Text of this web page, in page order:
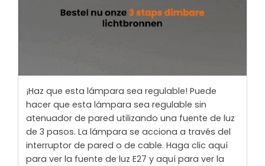
¡Haz que esta lámpara sea regulable! Puede
hacer que esta lámpara sea regulable sin
atenuador de pared utilizando una fuente de luz
de 3 pasos. La lámpara se acciona a través del
interruptor de pared o de cable. Haga clic aquí
para ver la fuente de luz E27 y aquí para ver la